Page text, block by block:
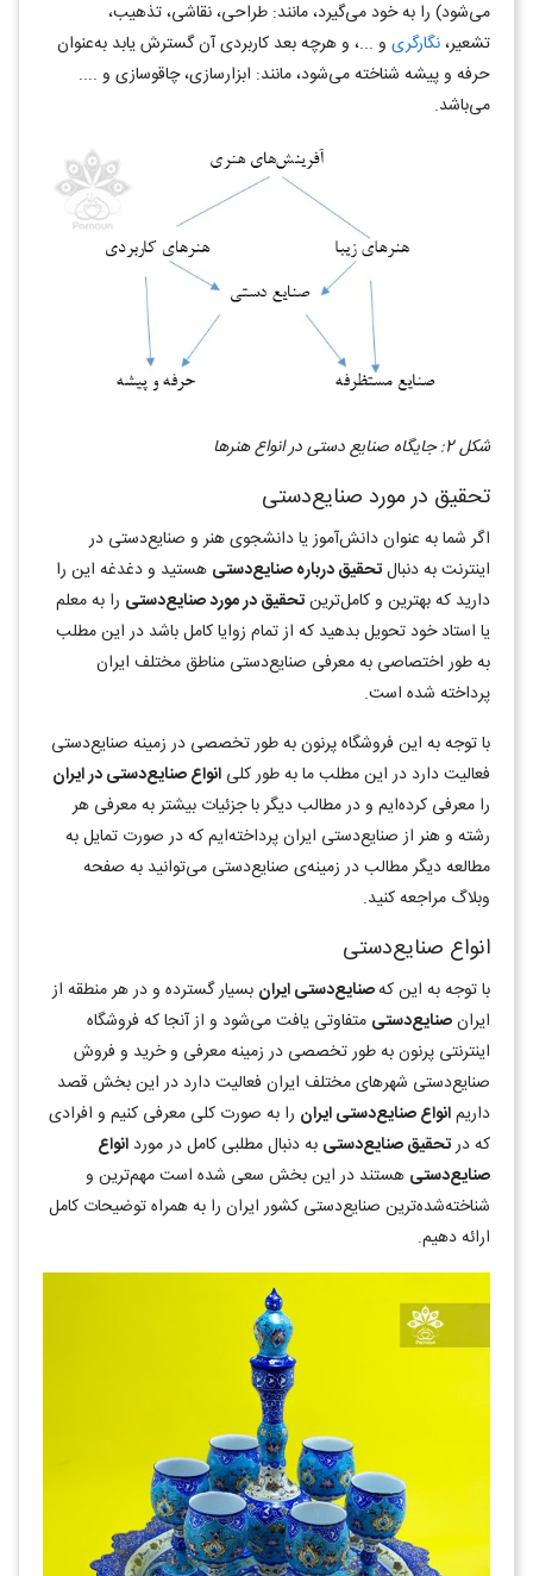
می‌شود) را به خود می‌گیرد، مانند: طراحی، نقاشی، تذهیب،
تشعیر،نگارگری و ...، و هرچه بعد کاربردی آن گسترش یابد به‌عنوان
حرفه و پیشه شناخته می‌شود، مانند: ابزارسازی، چاقوسازی و ....
می‌باشد.
شکل 2: جایگاه صنایع دستی در انواع هنرها
تحقیق در مورد صنایع‌دستی
اگر شما به عنوان دانش‌آموز یا دانشجوی هنر و صنایع‌دستی در
اینترنت به دنبالتحقیق درباره صنایع‌دستی هستید و دغدغه این را
دارید که بهترین و کامل‌ترینتحقیق در مورد صنایع‌دستی را به معلم
یا استاد خود تحویل بدهید که از تمام زوایا کامل باشد در این مطلب
به طور اختصاصی به معرفی صنایع‌دستی مناطق مختلف ایران
پرداخته شده است.
با توجه به این فروشگاه پرنون به طور‌ تخصصی در زمینه صنایع‌دستی
فعالیت دارد در این مطلب ما به طور کلی انواع صنایع‌دستی در ایران
را معرفی کرده‌ایم و در مطالب دیگر با جزئیات بیشتر به معرفی هر
رشته و هنر از صنایع‌دستی ایران پرداخته‌ایم که در صورت تمایل به
مطالعه دیگر مطالب در زمینه‌ی صنایع‌دستی می‌توانید به صفحه
وبلاگ مراجعه کنید.
انواع صنایع‌دستی
با توجه به این کهصنایع‌دستی ایران بسیار گسترده و در هر منطقه از
ایرانصنایع‌دستی متفاوتی یافت می‌‌شود و از آنجا که فروشگاه
اینترنتی پرنون به طور تخصصی در زمینه معرفی و خرید و فروش
صنایع‌دستی شهرهای مختلف ایران فعالیت دارد در این بخش قصد
داریمانواع صنایع‌دستی ایران را به صورت کلی معرفی کنیم و افرادی
که درتحقیق صنایع‌دستی به دنبال مطلبی کامل در مورد انواع
صنایع‌دستی هستند در این بخش سعی شده است مهم‌ترین و
شناخته‌شده‌ترین صنایع‌دستی کشور ایران را به همراه توضیحات کامل
ارائه دهیم.